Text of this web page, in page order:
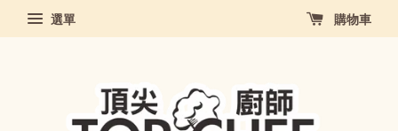
選單 購物車